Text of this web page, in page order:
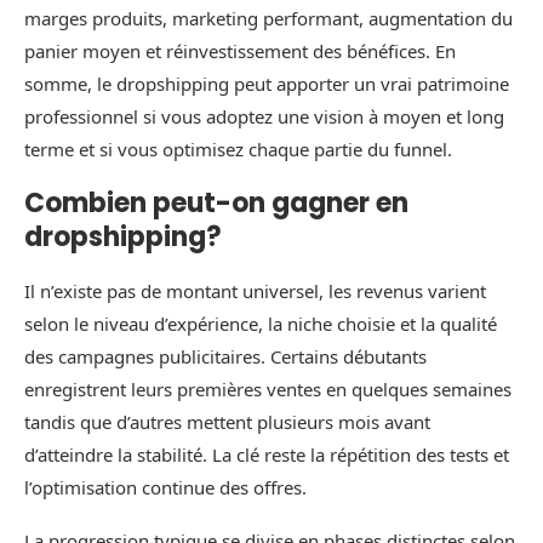
marges produits, marketing performant, augmentation du
panier moyen et réinvestissement des bénéfices. En
somme, le dropshipping peut apporter un vrai patrimoine
professionnel si vous adoptez une vision à moyen et long
terme et si vous optimisez chaque partie du funnel.
Combien peut-on gagner en
dropshipping?
Il n’existe pas de montant universel, les revenus varient
selon le niveau d’expérience, la niche choisie et la qualité
des campagnes publicitaires. Certains débutants
enregistrent leurs premières ventes en quelques semaines
tandis que d’autres mettent plusieurs mois avant
d’atteindre la stabilité. La clé reste la répétition des tests et
l’optimisation continue des offres.